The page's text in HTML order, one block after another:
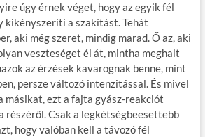
úgy érnek véget, hogy az egyik fél
kikényszeríti a szakítást. Tehát
aki még szeret, mindig marad. Ő az, aki
veszteséget él át, mintha meghalt
az érzések kavarognak benne, mint
persze változó intenzitással. És mivel
másikat, ezt a fajta gyász-reakciót
részéről. Csak a legkétségbeesettebb
hogy valóban kell a távozó fél